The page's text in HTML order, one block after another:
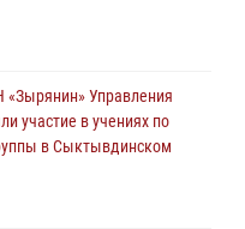
Управления
участие в учениях по
в Сыктывдинском